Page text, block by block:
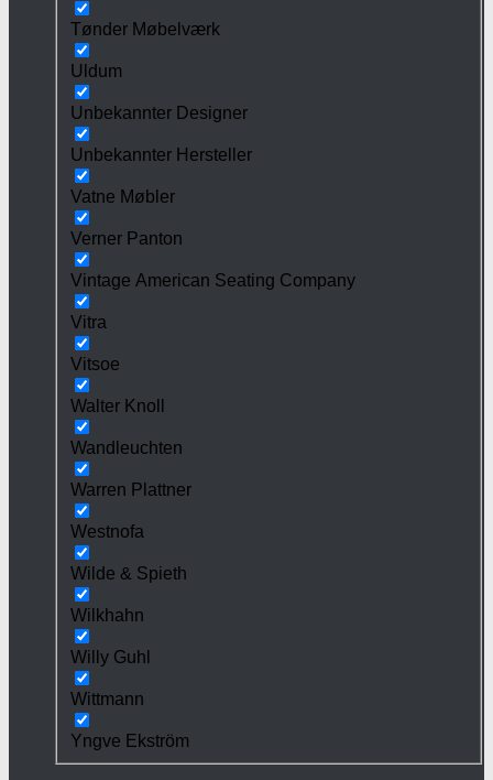
Tønder Møbelværk
Uldum
Unbekannter Designer
Unbekannter Hersteller
Vatne Møbler
Verner Panton
Vintage American Seating Company
Vitra
Vitsoe
Walter Knoll
Wandleuchten
Warren Plattner
Westnofa
Wilde & Spieth
Wilkhahn
Willy Guhl
Wittmann
Yngve Ekström